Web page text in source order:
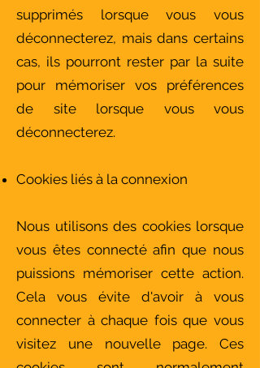
supprimés lorsque vous vous
déconnecterez, mais dans certains
cas, ils pourront rester par la suite
pour mémoriser vos préférences
de site lorsque vous vous
déconnecterez.
Cookies liés à la connexion
Nous utilisons des cookies lorsque
vous êtes connecté afin que nous
puissions mémoriser cette action.
Cela vous évite d'avoir à vous
connecter à chaque fois que vous
visitez une nouvelle page. Ces